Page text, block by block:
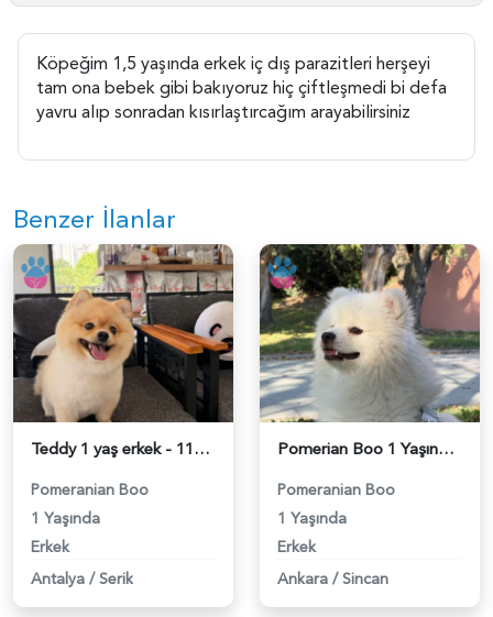
Köpeğim 1,5 yaşında erkek iç dış parazitleri herşeyi
tam ona bebek gibi bakıyoruz hiç çiftleşmedi bi defa
yavru alıp sonradan kısırlaştırcağım arayabilirsiniz
Benzer İlanlar
Teddy 1 yaş erkek - 118984673
Pomeranian Boo
1 Yaşında
Erkek
Antalya / Serik
Pomerian Boo 1 Yaşında Eş Arıyor - 118984665
Pomeranian Boo
1 Yaşında
Erkek
Ankara / Sincan